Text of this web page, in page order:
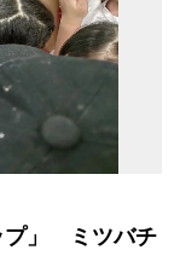
プ」 ミツバチ